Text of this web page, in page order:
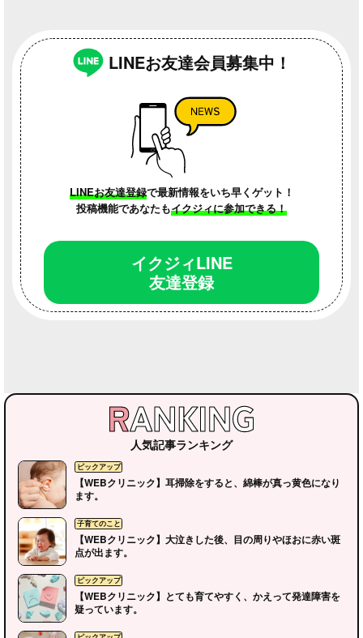
地元のこと 読者さんの部屋 イクジィの部
地元のこと 地元のこと [AD] 読者さんの部
LINEお友達会員募集中！
LINEお友達登録で最新情報をいち早くゲット！
投稿機能であなたもイクジィに参加できる！
イクジィLINE
友達登録
人気記事ランキング
【WEBクリニック】耳掃除をすると、綿棒が真っ黄色になり
ます。
【WEBクリニック】大泣きした後、目の周りやほおに赤い斑
点が出ます。
【WEBクリニック】とても育てやすく、かえって発達障害を
疑っています。